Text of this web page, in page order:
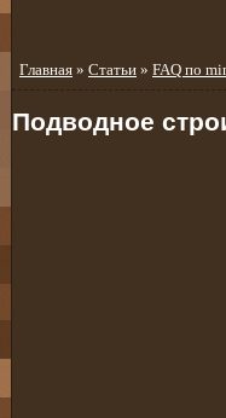
Главная » Статьи » FAQ по
Подводное